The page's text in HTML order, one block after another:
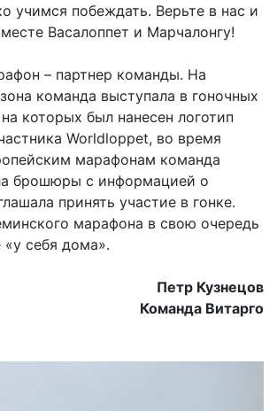
учимся побеждать. Верьте в нас и
Васалоппет и Марчалонгу!
– партнер команды. На
команда выступала в гоночных
которых был нанесен логотип
Worldloppet, во время
марафонам команда
брошюры с информацией о
принять участие в гонке.
марафона в свою очередь
себя дома».
Петр Кузнецов
Команда Витарго